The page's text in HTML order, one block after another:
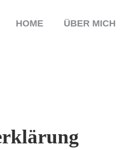
HOME ÜBER MICH